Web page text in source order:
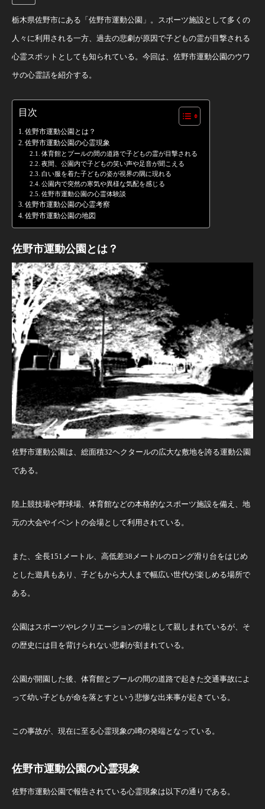
栃木県佐野市にある「佐野市運動公園」。スポーツ施設として多くの
人々に利用される一方、過去の悲劇が原因で子どもの霊が目撃される
心霊スポットとしても知られている。今回は、佐野市運動公園のウワ
サの心霊話を紹介する。
目次
佐野市運動公園とは？
佐野市運動公園の心霊現象
体育館とプールの間の道路で子どもの霊が目撃される
夜間、公園内で子どもの笑い声や足音が聞こえる
白い服を着た子どもの姿が視界の隅に現れる
公園内で突然の寒気や異様な気配を感じる
佐野市運動公園の心霊体験談
佐野市運動公園の心霊考察
佐野市運動公園の地図
佐野市運動公園とは？
佐野市運動公園は、総面積32ヘクタールの広大な敷地を誇る運動公園
である。
陸上競技場や野球場、体育館などの本格的なスポーツ施設を備え、地
元の大会やイベントの会場として利用されている。
また、全長151メートル、高低差38メートルのロング滑り台をはじめ
とした遊具もあり、子どもから大人まで幅広い世代が楽しめる場所で
ある。
公園はスポーツやレクリエーションの場として親しまれているが、そ
の歴史には目を背けられない悲劇が刻まれている。
公園が開園した後、体育館とプールの間の道路で起きた交通事故によ
って幼い子どもが命を落とすという悲惨な出来事が起きている。
この事故が、現在に至る心霊現象の噂の発端となっている。
佐野市運動公園の心霊現象
佐野市運動公園で報告されている心霊現象は以下の通りである。